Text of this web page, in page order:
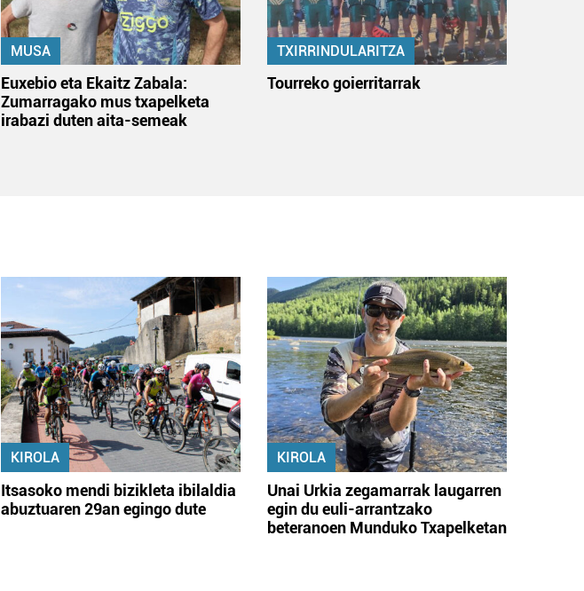
MUSA
Euxebio eta Ekaitz Zabala:
Zumarragako mus txapelketa
irabazi duten aita-semeak
TXIRRINDULARITZA
Tourreko goierritarrak
KIROLA
Itsasoko mendi bizikleta ibilaldia
abuztuaren 29an egingo dute
KIROLA
Unai Urkia zegamarrak laugarren
egin du euli-arrantzako
beteranoen Munduko Txapelketan